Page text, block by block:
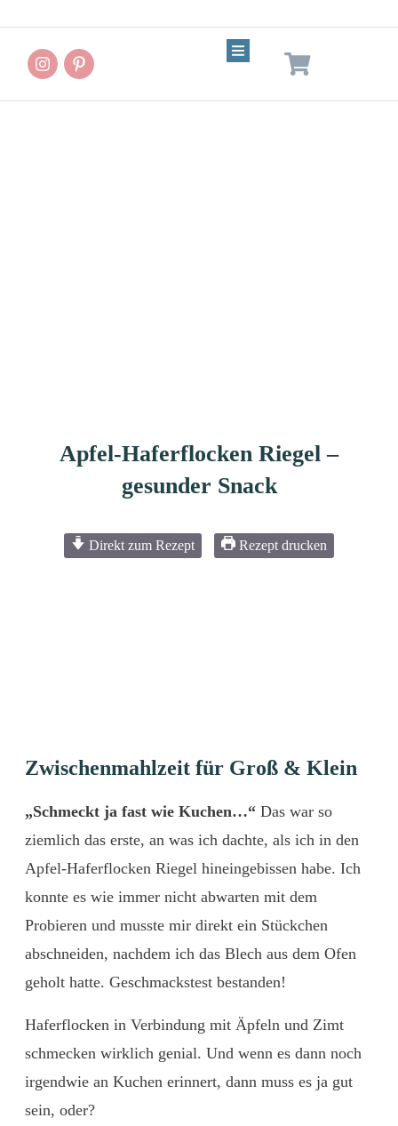
Apfel-Haferflocken Riegel –
gesunder Snack
Direkt zum Rezept Rezept drucken
Zwischenmahlzeit für Groß & Klein
„Schmeckt ja fast wie Kuchen…“ Das war so
ziemlich das erste, an was ich dachte, als ich in den
Apfel-Haferflocken Riegel hineingebissen habe. Ich
konnte es wie immer nicht abwarten mit dem
Probieren und musste mir direkt ein Stückchen
abschneiden, nachdem ich das Blech aus dem Ofen
geholt hatte. Geschmackstest bestanden!
Haferflocken in Verbindung mit Äpfeln und Zimt
schmecken wirklich genial. Und wenn es dann noch
irgendwie an Kuchen erinnert, dann muss es ja gut
sein, oder?